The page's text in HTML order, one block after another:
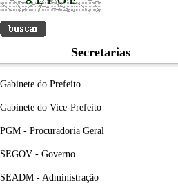
Secretarias
Gabinete do Prefeito
Gabinete do Vice-Prefeito
PGM - Procuradoria Geral
SEGOV - Governo
SEADM - Administração